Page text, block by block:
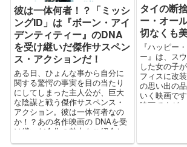
彼は一体何者！？「ミッシ
ングID」は『ボーン・アイ
デンティティー』のDNA
を受け継いだ傑作サスペン
ス・アクションだ！
ある日、ひょんな事から自分に
関する驚愕の事実を目の当たり
にしてしまった主人公が、巨大
な陰謀と戦う傑作サスペンス・
アクション。彼は一体何者なの
か！？あの名作映画の DNAを受
け継いだ今作の魅力をご紹介し
ます！
タイの断
ー・オー
切なくも
『ハッピー
ー』は、ス
した女の子
フィスに改
の思い出の
いく映画で
映画ですが